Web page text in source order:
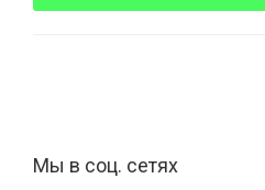
Мы в соц. сетях